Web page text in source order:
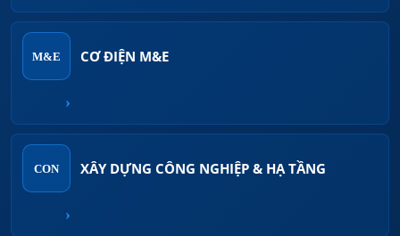
M&E CƠ ĐIỆN M&E
›
CON XÂY DỰNG CÔNG NGHIỆP & HẠ TẦNG
›